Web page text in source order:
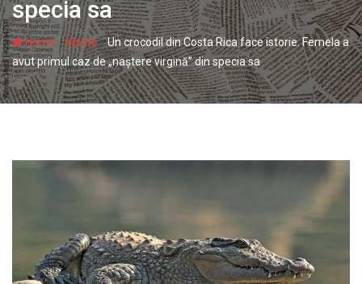
specia sa
Home -Știință-Un crocodil din Costa Rica face istorie. Femela a
avut primul caz de „naștere virgină” din specia sa